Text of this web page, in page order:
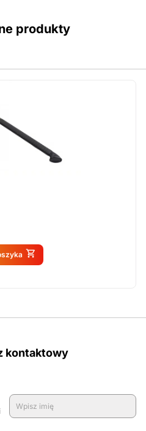
produkty
na
kontaktowy